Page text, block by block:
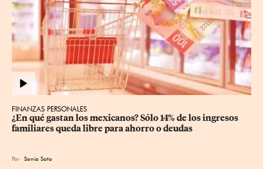
FINANZAS PERSONALES
¿En qué gastan los mexicanos? Sólo 14% de los ingresos
familiares queda libre para ahorro o deudas
Por Sonia Soto